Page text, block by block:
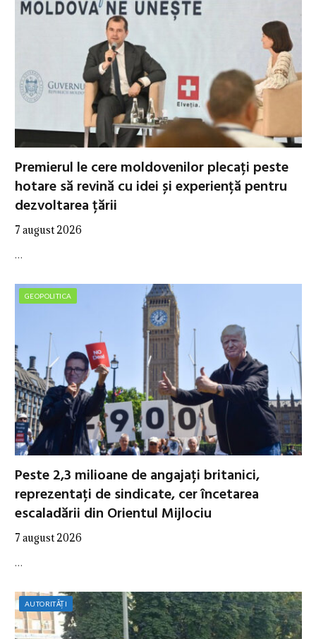
Premierul le cere moldovenilor plecați peste
hotare să revină cu idei și experiență pentru
dezvoltarea țării
7 august 2026
…
GEOPOLITICA
Peste 2,3 milioane de angajați britanici,
reprezentați de sindicate, cer încetarea
escaladării din Orientul Mijlociu
7 august 2026
…
AUTORITĂȚI